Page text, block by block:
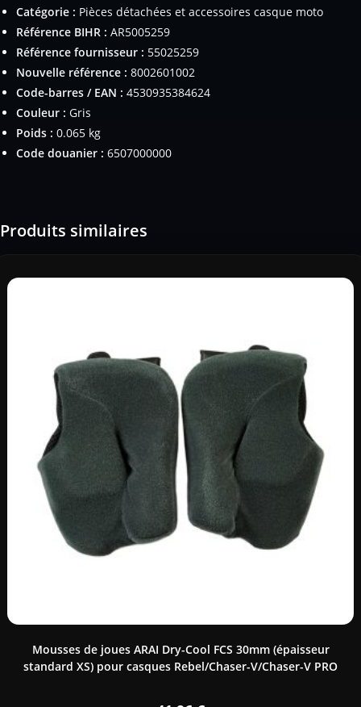
Catégorie : Pièces détachées et accessoires casque moto
Référence BIHR : AR5005259
Référence fournisseur : 55025259
Nouvelle référence : 8002601002
Code-barres / EAN : 4530935384624
Couleur : Gris
Poids : 0.065 kg
Code douanier : 6507000000
Produits similaires
Mousses de joues ARAI Dry-Cool FCS 30mm (épaisseur
standard XS) pour casques Rebel/Chaser-V/Chaser-V PRO